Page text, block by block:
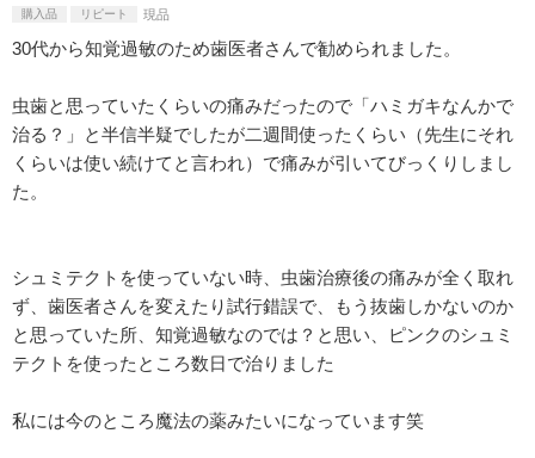
購入品 リピート 現品
30代から知覚過敏のため歯医者さんで勧められました。
虫歯と思っていたくらいの痛みだったので「ハミガキなんかで
治る？」と半信半疑でしたが二週間使ったくらい（先生にそれ
くらいは使い続けてと言われ）で痛みが引いてびっくりしまし
た。
シュミテクトを使っていない時、虫歯治療後の痛みが全く取れ
ず、歯医者さんを変えたり試行錯誤で、もう抜歯しかないのか
と思っていた所、知覚過敏なのでは？と思い、ピンクのシュミ
テクトを使ったところ数日で治りました
私には今のところ魔法の薬みたいになっています笑